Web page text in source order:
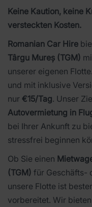
Keine Kaution, keine
versteckten Kosten.
Romanian Car Hire
Târgu Mureș (TGM)
unserer eigenen
und mit inklusive
nur €15/Tag. Unser
Autovermietung in
bei Ihrer Ankunft zu
stressfrei beginnen
Ob Sie einen
(TGM) für Geschäfts-
unsere Flotte ist
vorbereitet. Wir